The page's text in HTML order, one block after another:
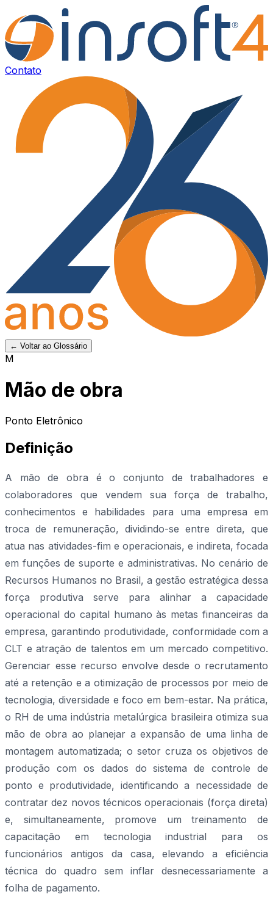
Contato
← Voltar ao Glossário
M
Mão de obra
Ponto Eletrônico
Definição
A mão de obra é o conjunto de trabalhadores e
colaboradores que vendem sua força de trabalho,
conhecimentos e habilidades para uma empresa em
troca de remuneração, dividindo-se entre direta, que
atua nas atividades-fim e operacionais, e indireta, focada
em funções de suporte e administrativas. No cenário de
Recursos Humanos no Brasil, a gestão estratégica dessa
força produtiva serve para alinhar a capacidade
operacional do capital humano às metas financeiras da
empresa, garantindo produtividade, conformidade com a
CLT e atração de talentos em um mercado competitivo.
Gerenciar esse recurso envolve desde o recrutamento
até a retenção e a otimização de processos por meio de
tecnologia, diversidade e foco em bem-estar. Na prática,
o RH de uma indústria metalúrgica brasileira otimiza sua
mão de obra ao planejar a expansão de uma linha de
montagem automatizada; o setor cruza os objetivos de
produção com os dados do sistema de controle de
ponto e produtividade, identificando a necessidade de
contratar dez novos técnicos operacionais (força direta)
e, simultaneamente, promove um treinamento de
capacitação em tecnologia industrial para os
funcionários antigos da casa, elevando a eficiência
técnica do quadro sem inflar desnecessariamente a
folha de pagamento.